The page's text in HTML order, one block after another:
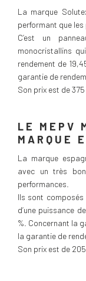
La marque
performant que
C’est un
monocristallins
rendement de
garantie de
Son prix est de 375
LE MEPV
MARQUE
La marque
avec un très
performances.
Ils sont
d’une puissance
%. Concernant la
la garantie de
Son prix est de 205